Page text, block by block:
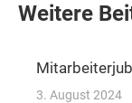
Weitere
3. August 2024